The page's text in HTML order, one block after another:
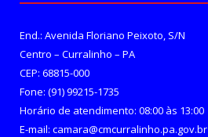
End.: Avenida Floriano Peixoto, S/N
Centro – Curralinho – PA
CEP: 68815-000
Fone: (91) 99215-1735
Horário de atendimento: 08:00 às 13:00
E-mail: camara@cmcurralinho.pa.gov.br